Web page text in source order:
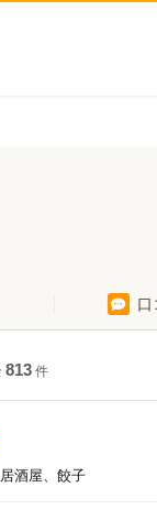
813件
酒屋、餃子